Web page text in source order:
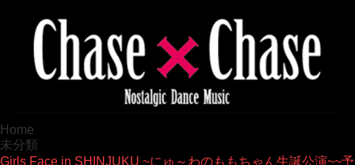
Home
未分類
Girls Face in SHINJUKU ~にゅ～わのももちゃん生誕公演~~予